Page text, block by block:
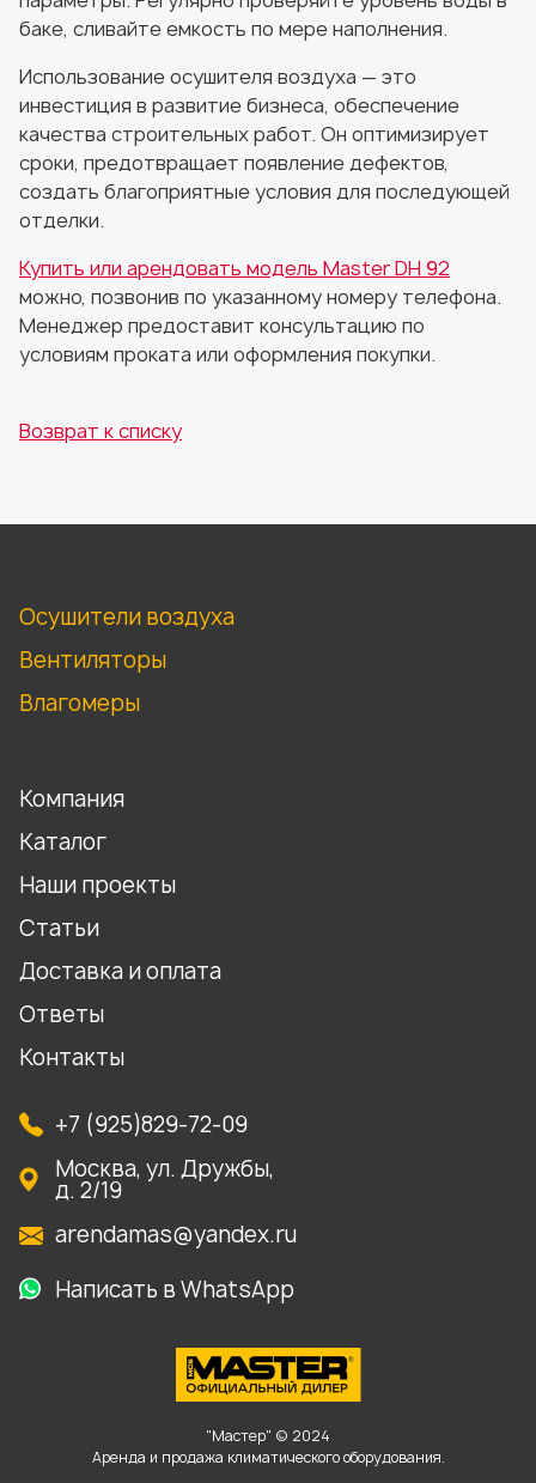
баке, сливайте емкость по мере наполнения.
Использование осушителя воздуха — это
инвестиция в развитие бизнеса, обеспечение
качества строительных работ. Он оптимизирует
сроки, предотвращает появление дефектов,
создать благоприятные условия для последующей
отделки.
Купить или арендовать модель Master DH 92
можно, позвонив по указанному номеру телефона.
Менеджер предоставит консультацию по
условиям проката или оформления покупки.
Возврат к списку
Осушители воздуха
Вентиляторы
Влагомеры
Компания
Каталог
Наши проекты
Статьи
Доставка и оплата
Ответы
Контакты
+7 (925)829-72-09
Москва, ул. Дружбы,
д. 2/19
arendamas@yandex.ru
Написать в WhatsApp
"Мастер" © 2024
Аренда и продажа климатического оборудования.